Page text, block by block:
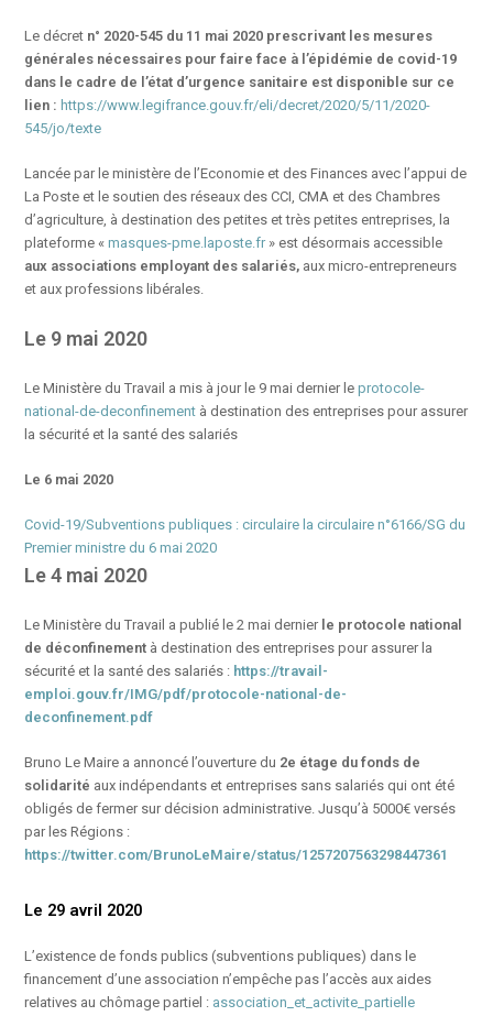
Le décret n° 2020-545 du 11 mai 2020 prescrivant les mesures
générales nécessaires pour faire face à l’épidémie de covid-19
dans le cadre de l’état d’urgence sanitaire est disponible sur ce
lien : https://www.legifrance.gouv.fr/eli/decret/2020/5/11/2020-
545/jo/texte
Lancée par le ministère de l’Economie et des Finances avec l’appui de
La Poste et le soutien des réseaux des CCI, CMA et des Chambres
d’agriculture, à destination des petites et très petites entreprises, la
plateforme «masques-pme.laposte.fr» est désormais accessible
aux associations employant des salariés, aux micro-entrepreneurs
et aux professions libérales.
Le 9 mai 2020
Le Ministère du Travail a mis à jour le 9 mai dernier leprotocole-
national-de-deconfinement à destination des entreprises pour assurer
la sécurité et la santé des salariés
Le 6 mai 2020
Covid-19/Subventions publiques : circulaire la circulaire n°6166/SG du
Premier ministre du 6 mai 2020
Le 4 mai 2020
Le Ministère du Travail a publié le 2 mai dernier le protocole national
de déconfinement à destination des entreprises pour assurer la
sécurité et la santé des salariés : https://travail-
emploi.gouv.fr/IMG/pdf/protocole-national-de-
deconfinement.pdf
Bruno Le Maire a annoncé l’ouverture du 2e étage du fonds de
solidarité aux indépendants et entreprises sans salariés qui ont été
obligés de fermer sur décision administrative. Jusqu’à 5000€ versés
par les Régions :
https://twitter.com/BrunoLeMaire/status/1257207563298447361
Le 29 avril 2020
L’existence de fonds publics (subventions publiques) dans le
financement d’une association n’empêche pas l’accès aux aides
relatives au chômage partiel : association_et_activite_partielle